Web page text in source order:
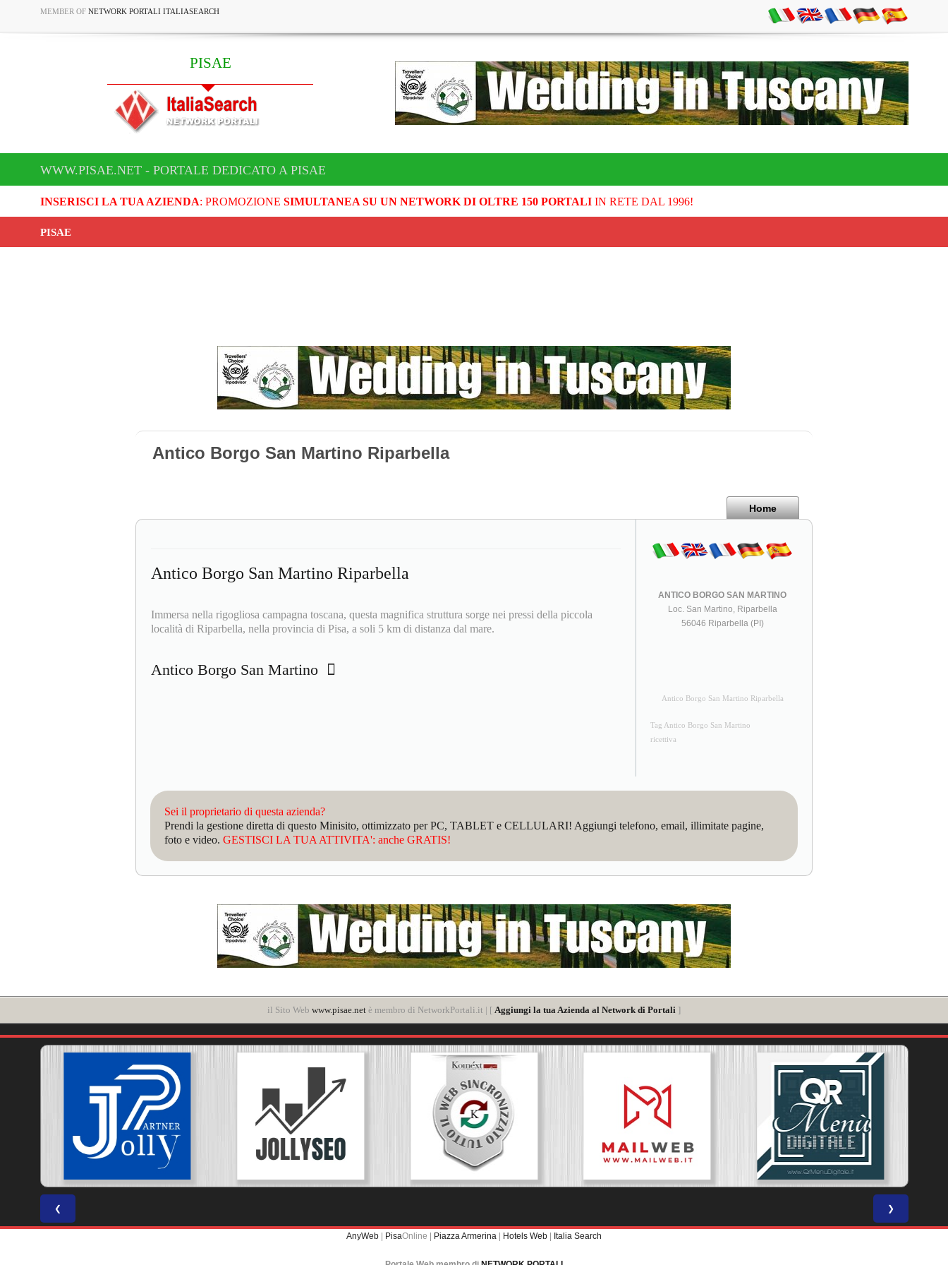
MEMBER OF NETWORK PORTALI ITALIASEARCH
PISAE
WWW.PISAE.NET - PORTALE DEDICATO A PISAE
INSERISCI LA TUA AZIENDA: PROMOZIONE SIMULTANEA SU UN NETWORK DI OLTRE 150 PORTALIIN RETE DAL 1996!
PISAE
Antico Borgo San Martino Riparbella
Home
Antico Borgo San Martino Riparbella
Immersa nella rigogliosa campagna toscana, questa magnifica struttura sorge nei pressi della piccola
località di Riparbella, nella provincia di Pisa, a soli 5 km di distanza dal mare.
Antico Borgo San Martino
ANTICO BORGO SAN MARTINO
Loc. San Martino, Riparbella
56046 Riparbella (PI)
Antico Borgo San Martino Riparbella
Tag Antico Borgo San Martino
ricettiva
Sei il proprietario di questa azienda?
Prendi la gestione diretta di questo Minisito, ottimizzato per PC, TABLET e CELLULARI! Aggiungi telefono, email, illimitate pagine,
foto e video. GESTISCI LA TUA ATTIVITA': anche GRATIS!
il Sito Web www.pisae.net è membro di NetworkPortali.it | [ Aggiungi la tua Azienda al Network di Portali ]
❮ ❯
AnyWeb | PisaOnline | Piazza Armerina | Hotels Web | Italia Search